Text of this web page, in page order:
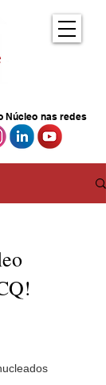
Núcleo nas redes